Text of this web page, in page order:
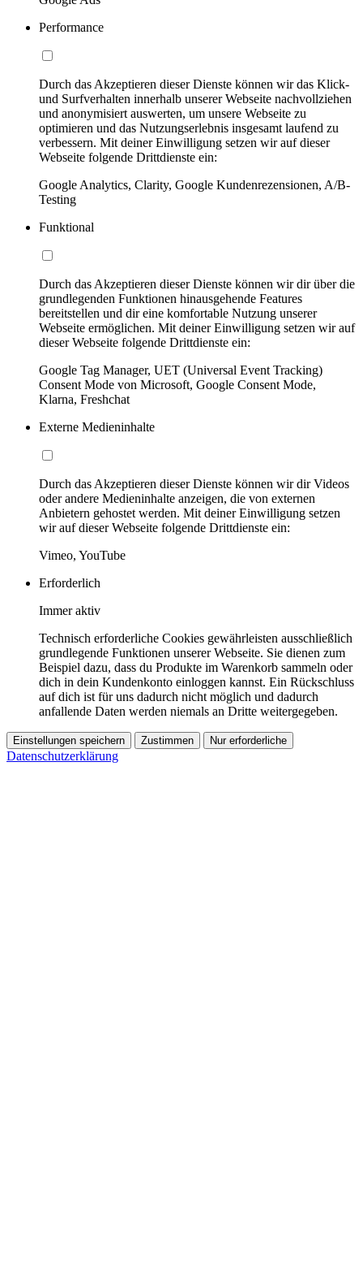
Performance
Durch das Akzeptieren dieser Dienste können wir das Klick-
und Surfverhalten innerhalb unserer Webseite nachvollziehen
und anonymisiert auswerten, um unsere Webseite zu
optimieren und das Nutzungserlebnis insgesamt laufend zu
verbessern. Mit deiner Einwilligung setzen wir auf dieser
Webseite folgende Drittdienste ein:
Google Analytics, Clarity, Google Kundenrezensionen, A/B-
Testing
Funktional
Durch das Akzeptieren dieser Dienste können wir dir über die
grundlegenden Funktionen hinausgehende Features
bereitstellen und dir eine komfortable Nutzung unserer
Webseite ermöglichen. Mit deiner Einwilligung setzen wir auf
dieser Webseite folgende Drittdienste ein:
Google Tag Manager, UET (Universal Event Tracking)
Consent Mode von Microsoft, Google Consent Mode,
Klarna, Freshchat
Externe Medieninhalte
Durch das Akzeptieren dieser Dienste können wir dir Videos
oder andere Medieninhalte anzeigen, die von externen
Anbietern gehostet werden. Mit deiner Einwilligung setzen
wir auf dieser Webseite folgende Drittdienste ein:
Vimeo, YouTube
Erforderlich
Immer aktiv
Technisch erforderliche Cookies gewährleisten ausschließlich
grundlegende Funktionen unserer Webseite. Sie dienen zum
Beispiel dazu, dass du Produkte im Warenkorb sammeln oder
dich in dein Kundenkonto einloggen kannst. Ein Rückschluss
auf dich ist für uns dadurch nicht möglich und dadurch
anfallende Daten werden niemals an Dritte weitergegeben.
Einstellungen speichern Zustimmen Nur erforderliche
Datenschutzerklärung